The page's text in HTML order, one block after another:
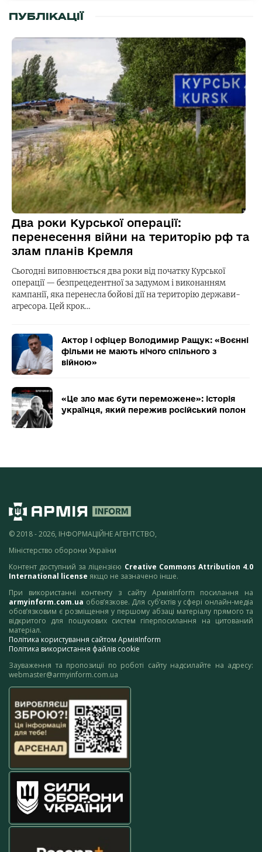
ПУБЛІКАЦІЇ
Два роки Курської операції:
перенесення війни на територію рф та
злам планів Кремля
Сьогодні виповнюється два роки від початку Курської
операції — безпрецедентної за задумом і виконанням
кампанії, яка перенесла бойові дії на територію держави-
агресора. Цей крок…
Актор і офіцер Володимир Ращук: «Воєнні
фільми не мають нічого спільного з
війною»
«Це зло має бути переможене»: історія
українця, який пережив російський полон
© 2018 - 2026, ІНФОРМАЦІЙНЕ АГЕНТСТВО,
Міністерство оборони України
Контент доступний за ліцензією Creative Commons Attribution 4.0
International license якщо не зазначено інше.
При використанні контенту з сайту АрміяInform посилання на
armyinform.com.ua обов’язкове. Для суб’єктів у сфері онлайн-медіа
обов’язковим є розміщення у першому абзаці матеріалу прямого та
відкритого для пошукових систем гіперпосилання на цитований
матеріал.
Політика користування сайтом АрміяInform
Політика використання файлів cookie
Зауваження та пропозиції по роботі сайту надсилайте на адресу:
webmaster@armyinform.com.ua